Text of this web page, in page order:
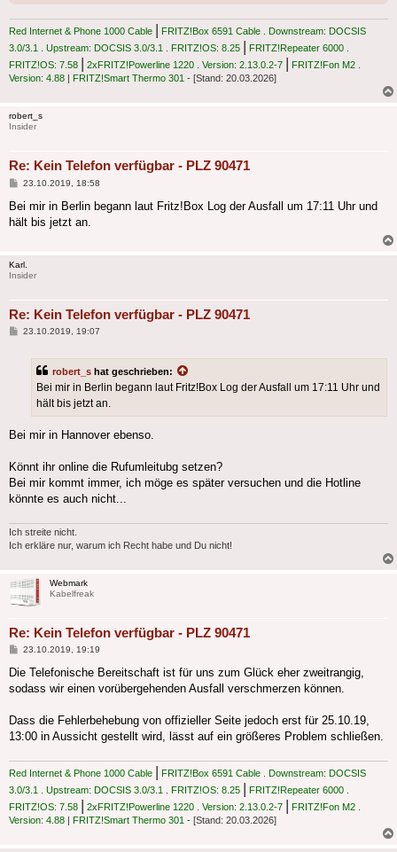
Red Internet & Phone 1000 Cable
FRITZ!Box 6591 Cable . Downstream: DOCSIS
3.0/3.1 . Upstream: DOCSIS 3.0/3.1 . FRITZ!OS: 8.25
FRITZ!Repeater 6000 .
FRITZ!OS: 7.58
2xFRITZ!Powerline 1220 . Version: 2.13.0.2-7
FRITZ!Fon M2 .
Version: 4.88
FRITZ!Smart Thermo 301 - [Stand: 20.03.2026]
robert_s
Insider
Re: Kein Telefon verfügbar - PLZ 90471
Beitrag
23.10.2019, 18:58
Bei mir in Berlin begann laut Fritz!Box Log der Ausfall um 17:11 Uhr und
hält bis jetzt an.
Karl.
Insider
Re: Kein Telefon verfügbar - PLZ 90471
Beitrag
23.10.2019, 19:07
robert_s hat geschrieben:
Bei mir in Berlin begann laut Fritz!Box Log der Ausfall um 17:11 Uhr und
hält bis jetzt an.
Bei mir in Hannover ebenso.
Könnt ihr online die Rufumleitubg setzen?
Bei mir kommt immer, ich möge es später versuchen und die Hotline
könnte es auch nicht...
Ich streite nicht.
Ich erkläre nur, warum ich Recht habe und Du nicht!
Webmark
Kabelfreak
Re: Kein Telefon verfügbar - PLZ 90471
Beitrag
23.10.2019, 19:19
Die Telefonische Bereitschaft ist für uns zum Glück eher zweitrangig,
sodass wir einen vorübergehenden Ausfall verschmerzen können.
Dass die Fehlerbehebung von offizieller Seite jedoch erst für 25.10.19,
13:00 in Aussicht gestellt wird, lässt auf ein größeres Problem schließen.
Red Internet & Phone 1000 Cable | FRITZ!Box 6591 Cable . Downstream: DOCSIS
3.0/3.1 . Upstream: DOCSIS 3.0/3.1 . FRITZ!OS: 8.25 | FRITZ!Repeater 6000 .
FRITZ!OS: 7.58 | 2xFRITZ!Powerline 1220 . Version: 2.13.0.2-7 | FRITZ!Fon M2 .
Version: 4.88 | FRITZ!Smart Thermo 301 - [Stand: 20.03.2026]